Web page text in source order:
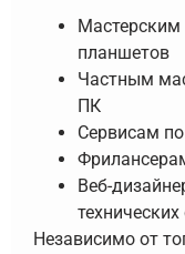
Мастерским
планшетов
Частным
ПК
Сервисам
Веб-
Независимо от